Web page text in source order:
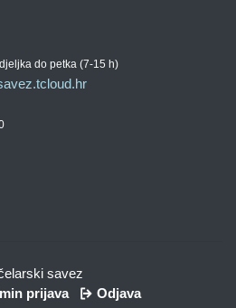
do petka (7-15 h)
savez
prijava Odjava